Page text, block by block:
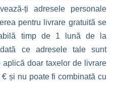
ți adresele personale
pentru livrare gratuită se
timp de 1 lună de la
ce adresele tale sunt
aplică doar taxelor de livrare
și nu poate fi combinată cu